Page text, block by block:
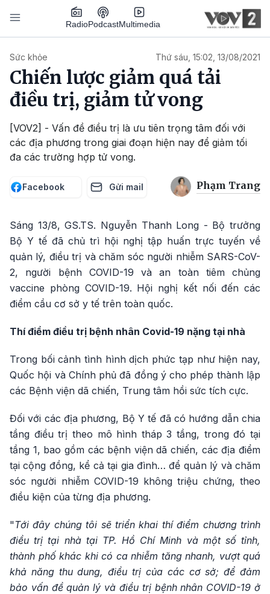
Nhảy đến nội dung
RadioPodcastMultimedia
Sức khỏe Thứ sáu, 15:02, 13/08/2021
Chiến lược giảm quá tải
điều trị, giảm tử vong
[VOV2] - Vấn đề điều trị là ưu tiên trọng tâm đối với
các địa phương trong giai đoạn hiện nay để giảm tối
đa các trường hợp tử vong.
Facebook Gửi mail Phạm Trang
Sáng 13/8, GS.TS. Nguyễn Thanh Long - Bộ trưởng
Bộ Y tế đã chủ trì hội nghị tập huấn trực tuyến về
quản lý, điều trị và chăm sóc người nhiễm SARS-CoV-
2, người bệnh COVID-19 và an toàn tiêm chủng
vaccine phòng COVID-19. Hội nghị kết nối đến các
điểm cầu cơ sở y tế trên toàn quốc.
Thí điểm điều trị bệnh nhân Covid-19 nặng tại nhà
Trong bối cảnh tình hình dịch phức tạp như hiện nay,
Quốc hội và Chính phủ đã đồng ý cho phép thành lập
các Bệnh viện dã chiến, Trung tâm hồi sức tích cực.
Đối với các địa phương, Bộ Y tế đã có hướng dẫn chia
tầng điều trị theo mô hình tháp 3 tầng, trong đó tại
tầng 1, bao gồm các bệnh viện dã chiến, các địa điểm
tại cộng đồng, kể cả tại gia đình… để quản lý và chăm
sóc người nhiễm COVID-19 không triệu chứng, theo
điều kiện của từng địa phương.
"Tới đây chúng tôi sẽ triển khai thí điểm chương trình
điều trị tại nhà tại TP. Hồ Chí Minh và một số tỉnh,
thành phố khác khi có ca nhiễm tăng nhanh, vượt quá
khả năng thu dung, điều trị của các cơ sở; để đảm
bảo vấn đề quản lý và điều trị bệnh nhân COVID-19 ở